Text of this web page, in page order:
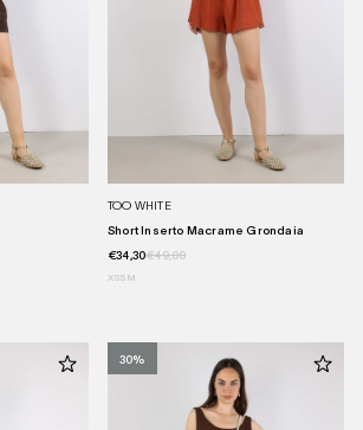
TOO WHITE
Short Inserto Macrame Grondaia
€34,30€49,00
XSS M
30%